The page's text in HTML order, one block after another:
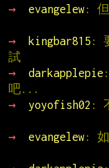
→
evangelew: 但
→
kingbar815 :
試
→
darkapplepie
吧...
→
yoyofish02 :
→
evangelew: 如